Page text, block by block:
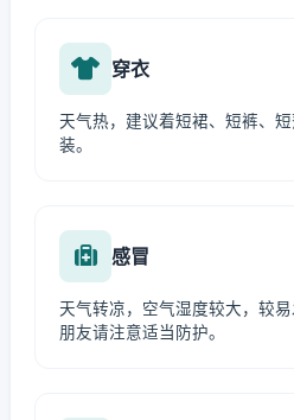
穿衣
天气热，建议着短裙、短裤、
装。
感冒
天气转凉，空气湿度较大，较
朋友请注意适当防护。